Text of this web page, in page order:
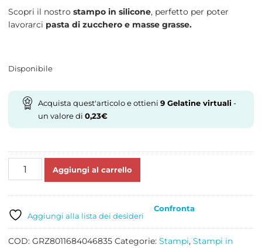
Scopri il nostro stampo in silicone, perfetto per poter
lavorarci pasta di zucchero e masse grasse.
Disponibile
Acquista quest'articolo e ottieni 9Gelatine virtuali-
un valore di 0,23€
STAMPO
Aggiungi al carrello
Aggiungi alla lista dei desideri
Confronta
COD: GRZ8011684046835 Categorie: Stampi, Stampi in